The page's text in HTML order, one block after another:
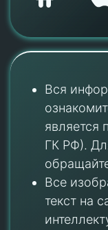
Вся
является
ГК РФ).
Все
текст на